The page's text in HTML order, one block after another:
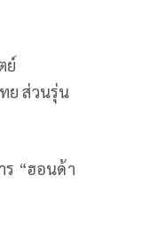
ย์
ย ส่วนรุ่น
ร “ฮอนด้า